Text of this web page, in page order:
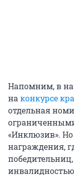
Напомним, в
на конкурсе
отдельная
«Инклюзив».
награждения,